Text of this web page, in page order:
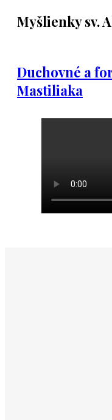
Myšlienky sv.
Duchovné a
Mastiliaka